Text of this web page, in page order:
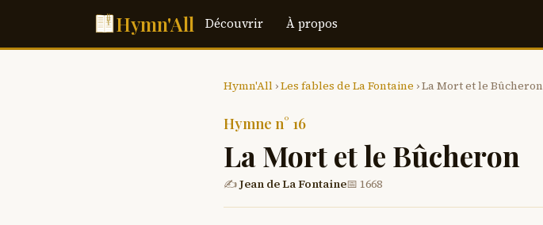
Hymn'All Découvrir À propos
Hymn'All ›Les fables de La Fontaine › La Mort et le Bûcheron
Hymne n° 16
La Mort et le Bûcheron
✍Jean de La Fontaine📅 1668